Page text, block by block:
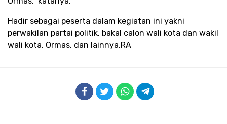
Hadir sebagai peserta dalam kegiatan ini yakni
perwakilan partai politik, bakal calon wali kota dan wakil
wali kota, Ormas, dan lainnya.RA